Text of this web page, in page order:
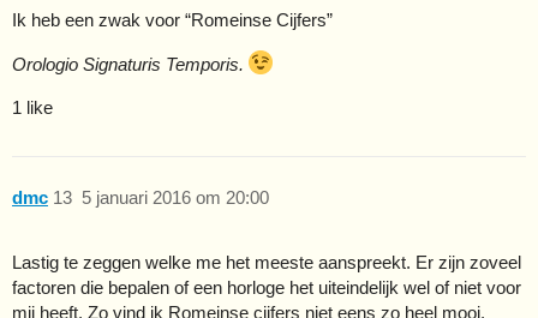
Ik heb een zwak voor “Romeinse Cijfers”
Orologio Signaturis Temporis.
1 like
dmc 5 januari 2016 om 20:00
13
Lastig te zeggen welke me het meeste aanspreekt. Er zijn zoveel
factoren die bepalen of een horloge het uiteindelijk wel of niet voor
mij heeft. Zo vind ik Romeinse cijfers niet eens zo heel mooi,